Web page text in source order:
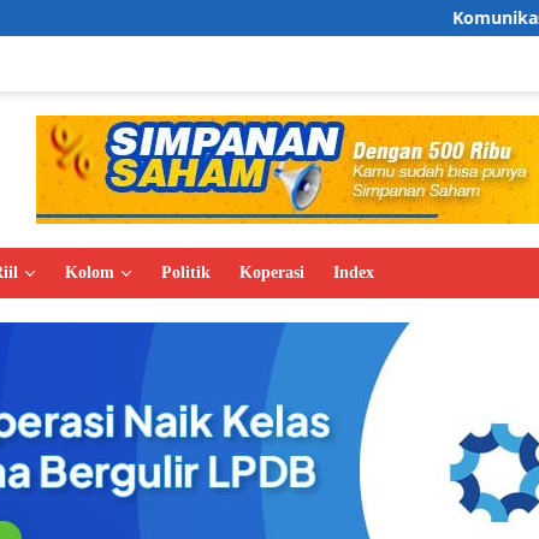
Komunikasi Empati Antar
Kolom Politik Koperasi Index